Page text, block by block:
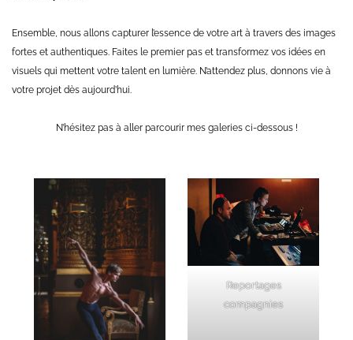
Ensemble, nous allons capturer l’essence de votre art à travers des images
fortes et authentiques. Faites le premier pas et transformez vos idées en
visuels qui mettent votre talent en lumière. N’attendez plus, donnons vie à
votre projet dès aujourd’hui.
N’hésitez pas à aller parcourir mes galeries ci-dessous !
Reportages
compagnies